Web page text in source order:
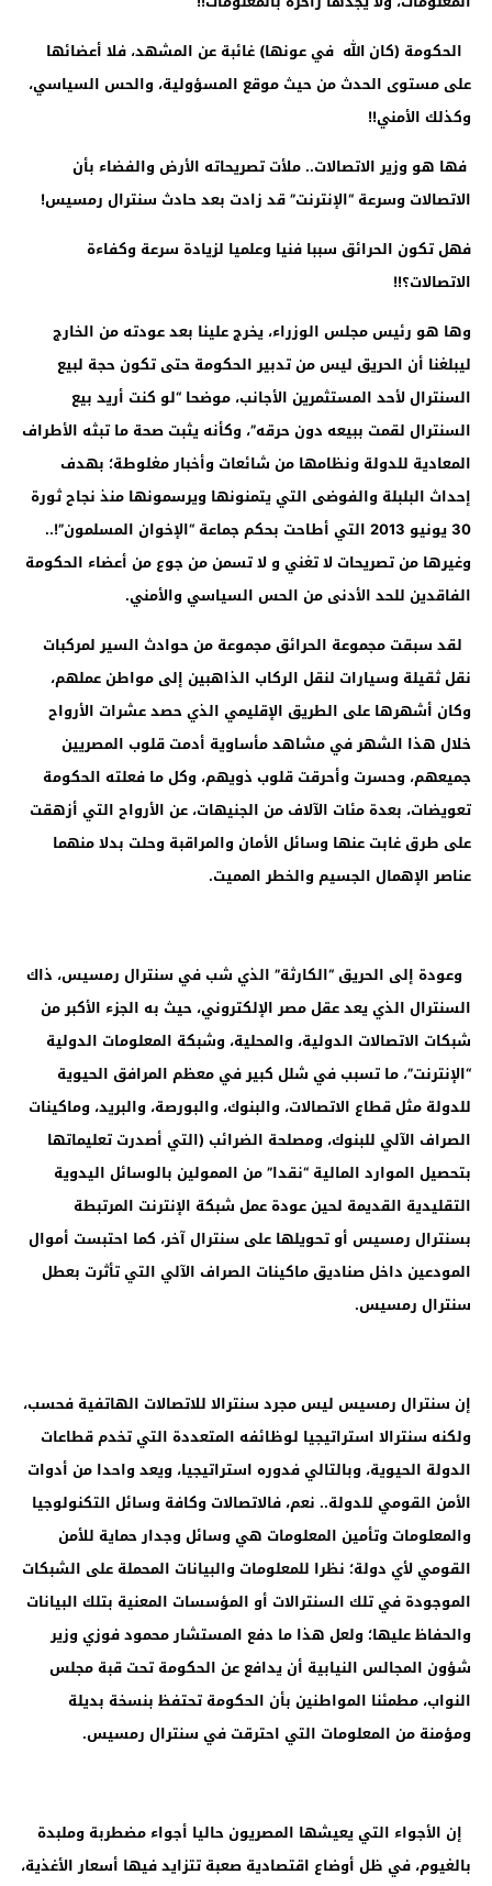
الحكومة (كان الله في عونها) غائبة عن المشهد، فلا أعضائها
على مستوى الحدث من حيث موقع المسؤولية، والحس السياسي،
وكذلك الأمني!!
فها هو وزير الاتصالات.. ملأت تصريحاته الأرض والفضاء بأن
الاتصالات وسرعة “الإنترنت” قد زادت بعد حادث سنترال رمسيس!
فهل تكون الحرائق سببا فنيا وعلميا لزيادة سرعة وكفاءة
الاتصالات؟!!
وها هو رئيس مجلس الوزراء، يخرج علينا بعد عودته من الخارج
ليبلغنا أن الحريق ليس من تدبير الحكومة حتى تكون حجة لبيع
السنترال لأحد المستثمرين الأجانب، موضحا “لو كنت أريد بيع
السنترال لقمت ببيعه دون حرقه”، وكأنه يثبت صحة ما تبثه الأطراف
المعادية للدولة ونظامها من شائعات وأخبار مغلوطة؛ بهدف
إحداث البلبلة والفوضى التي يتمنونها ويرسمونها منذ نجاح ثورة
30 يونيو 2013 التي أطاحت بحكم جماعة “الإخوان المسلمون”!..
وغيرها من تصريحات لا تغني و لا تسمن من جوع من أعضاء الحكومة
الفاقدين للحد الأدنى من الحس السياسي والأمني.
لقد سبقت مجموعة الحرائق مجموعة من حوادث السير لمركبات
نقل ثقيلة وسيارات لنقل الركاب الذاهبين إلى مواطن عملهم،
وكان أشهرها على الطريق الإقليمي الذي حصد عشرات الأرواح
خلال هذا الشهر في مشاهد مأساوية أدمت قلوب المصريين
جميعهم، وحسرت وأحرقت قلوب ذويهم، وكل ما فعلته الحكومة
تعويضات، بعدة مئات الآلاف من الجنيهات، عن الأرواح التي أزهقت
على طرق غابت عنها وسائل الأمان والمراقبة وحلت بدلا منهما
عناصر الإهمال الجسيم والخطر المميت.
وعودة إلى الحريق “الكارثة” الذي شب في سنترال رمسيس، ذاك
السنترال الذي يعد عقل مصر الإلكتروني، حيث به الجزء الأكبر من
شبكات الاتصالات الدولية، والمحلية، وشبكة المعلومات الدولية
“الإنترنت”، ما تسبب في شلل كبير في معظم المرافق الحيوية
للدولة مثل قطاع الاتصالات، والبنوك، والبورصة، والبريد، وماكينات
الصراف الآلي للبنوك، ومصلحة الضرائب (التي أصدرت تعليماتها
بتحصيل الموارد المالية “نقدا” من الممولين بالوسائل اليدوية
التقليدية القديمة لحين عودة عمل شبكة الإنترنت المرتبطة
بسنترال رمسيس أو تحويلها على سنترال آخر، كما احتبست أموال
المودعين داخل صناديق ماكينات الصراف الآلي التي تأثرت بعطل
سنترال رمسيس.
إن سنترال رمسيس ليس مجرد سنترالا للاتصالات الهاتفية فحسب،
ولكنه سنترالا استراتيجيا لوظائفه المتعددة التي تخدم قطاعات
الدولة الحيوية، وبالتالي فدوره استراتيجيا، ويعد واحدا من أدوات
الأمن القومي للدولة.. نعم، فالاتصالات وكافة وسائل التكنولوجيا
والمعلومات وتأمين المعلومات هي وسائل وجدار حماية للأمن
القومي لأي دولة؛ نظرا للمعلومات والبيانات المحملة على الشبكات
الموجودة في تلك السنترالات أو المؤسسات المعنية بتلك البيانات
والحفاظ عليها؛ ولعل هذا ما دفع المستشار محمود فوزي وزير
شؤون المجالس النيابية أن يدافع عن الحكومة تحت قبة مجلس
النواب، مطمئنا المواطنين بأن الحكومة تحتفظ بنسخة بديلة
ومؤمنة من المعلومات التي احترقت في سنترال رمسيس.
إن الأجواء التي يعيشها المصريون حاليا أجواء مضطربة وملبدة
بالغيوم، في ظل أوضاع اقتصادية صعبة تتزايد فيها أسعار الأغذية،